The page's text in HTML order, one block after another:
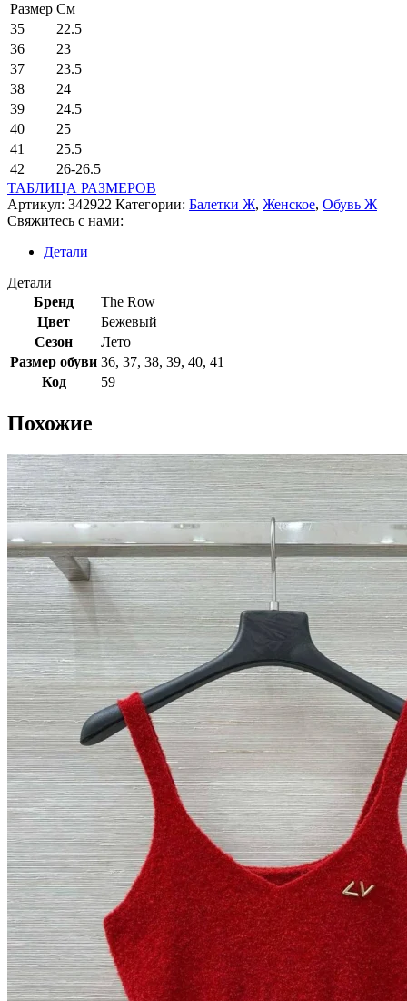
Размер См
35
22.5
36
23
37
23.5
38
24
39
24.5
40
25
41
25.5
42
26-26.5
ТАБЛИЦА РАЗМЕРОВ
Артикул: 342922 Категории: Балетки Ж, Женское, Обувь Ж
Свяжитесь с нами:
Детали
Детали
Бренд
The Row
Цвет
Бежевый
Сезон
Лето
Размер обуви 36, 37, 38, 39, 40, 41
Код
59
Похожие